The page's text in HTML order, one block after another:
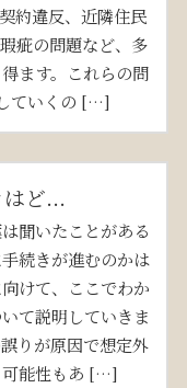
約違反、近隣住民
疵の問題など、多
ます。これらの問
ていくの […]
ど...
聞いたことがある
続きが進むのかは
けて、ここでわか
て説明していきま
りが原因で想定外
可能性もあ […]